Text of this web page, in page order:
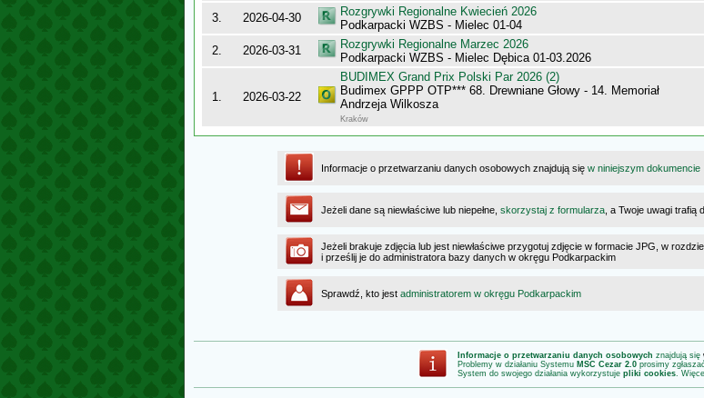
3. 2026-04-30
Rozgrywki Regionalne Kwiecień 2026
Podkarpacki WZBS - Mielec 01-04
2. 2026-03-31
Rozgrywki Regionalne Marzec 2026
Podkarpacki WZBS - Mielec Dębica 01-03.2026
1. 2026-03-22
BUDIMEX Grand Prix Polski Par 2026 (2)
Budimex GPPP OTP*** 68. Drewniane Głowy - 14. Memoriał
Andrzeja Wilkosza
Kraków
Informacje o przetwarzaniu danych osobowych znajdują się w niniejszym dokumencie
Jeżeli dane są niewłaściwe lub niepełne, skorzystaj z formularza , a Twoje uwagi
Jeżeli brakuje zdjęcia lub jest niewłaściwe przygotuj zdjęcie w formacie JPG, w
i prześlij je do administratora bazy danych w okręgu Podkarpackim
Sprawdź, kto jest administratorem w okręgu Podkarpackim
Informacje o przetwarzaniu danych osobowych znajdują się
Problemy w działaniu Systemu MSC Cezar 2.0 prosimy
System do swojego działania wykorzystuje pliki cookies.